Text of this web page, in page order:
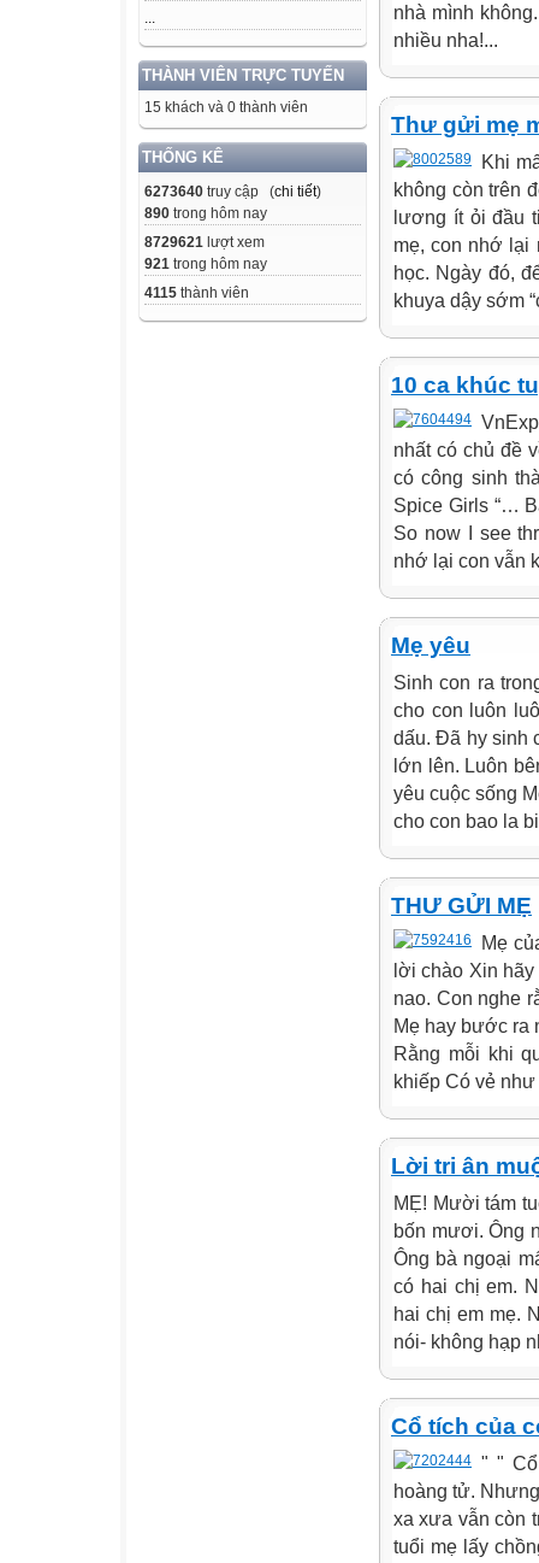
...
THÀNH VIÊN TRỰC TUYẾN
15 khách và 0 thành viên
THỐNG KÊ
6273640 truy cập (chi tiết)
890 trong hôm nay
8729621 lượt xem
921 trong hôm nay
4115 thành viên
nhà mình
nhiều nha!...
Thư gửi mẹ
Khi
không còn trên
lương ít ỏi đầu
mẹ, con nhớ lại
học. Ngày đó,
khuya dậy sớm
10 ca khúc
nhất có chủ đề
có công sinh
Spice Girls “…
So now I see
nhớ lại con vẫn
Mẹ yêu
Sinh con ra
cho con luôn
dấu. Đã hy sinh
lớn lên. Luôn
yêu cuộc sống
cho con bao la
THƯ GỬI MẸ
Mẹ
lời chào Xin
nao. Con nghe
Mẹ hay bước ra
Rằng mỗi khi
khiếp Có vẻ
Lời tri ân
MẸ! Mười tám
bốn mươi. Ông
Ông bà ngoại
có hai chị em.
hai chị em mẹ.
nói- không hạp
Cổ tích của
" "
hoàng tử.
xa xưa vẫn còn
tuổi mẹ lấy